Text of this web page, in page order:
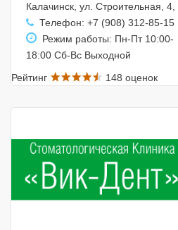
Калачинск, ул. Строительная,
Телефон: +7 (908) 312-85-15
Режим работы: Пн-Пт 10:00-
18:00 Сб-Вс Выходной
Рейтинг
148 оценок